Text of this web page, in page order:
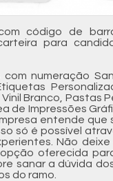
código de
para
numeração
Branco, Pastas
de Impressões
entende que
só é possível
Não
oferecida
sanar a dúvida
do ramo.